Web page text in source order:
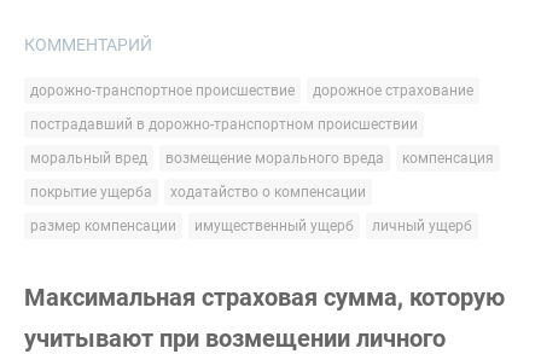
КОММЕНТАРИЙ
дорожно-транспортное происшествие
дорожное страхование
пострадавший в дорожно-транспортном происшествии
моральный вред
возмещение морального вреда
компенсация
покрытие ущерба
ходатайство о компенсации
размер компенсации
имущественный ущерб личный ущерб
Максимальная страховая сумма, которую
учитывают при возмещении личного